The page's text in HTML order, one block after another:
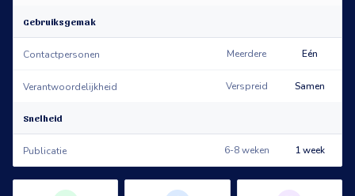
Gebruiksgemak
Contactpersonen Meerdere Eén
Verantwoordelijkheid Verspreid Samen
Snelheid
Publicatie 6-8 weken 1 week